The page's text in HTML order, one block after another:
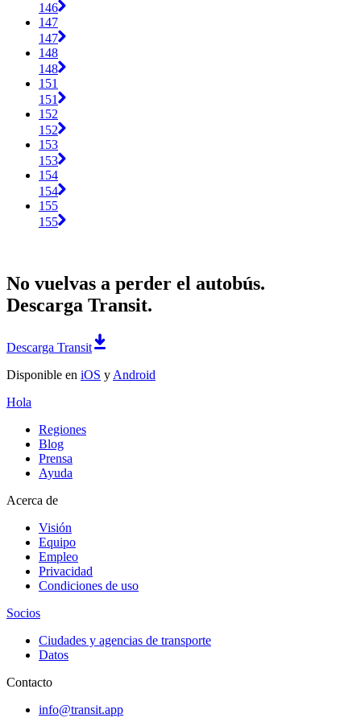
146
147
147
148
148
151
151
152
152
153
153
154
154
155
155
No vuelvas a perder el autobús.
Descarga Transit.
Descarga Transit
Disponible en iOS y Android
Hola
Regiones
Blog
Prensa
Ayuda
Acerca de
Visión
Equipo
Empleo
Privacidad
Condiciones de uso
Socios
Ciudades y agencias de transporte
Datos
Contacto
info@transit.app